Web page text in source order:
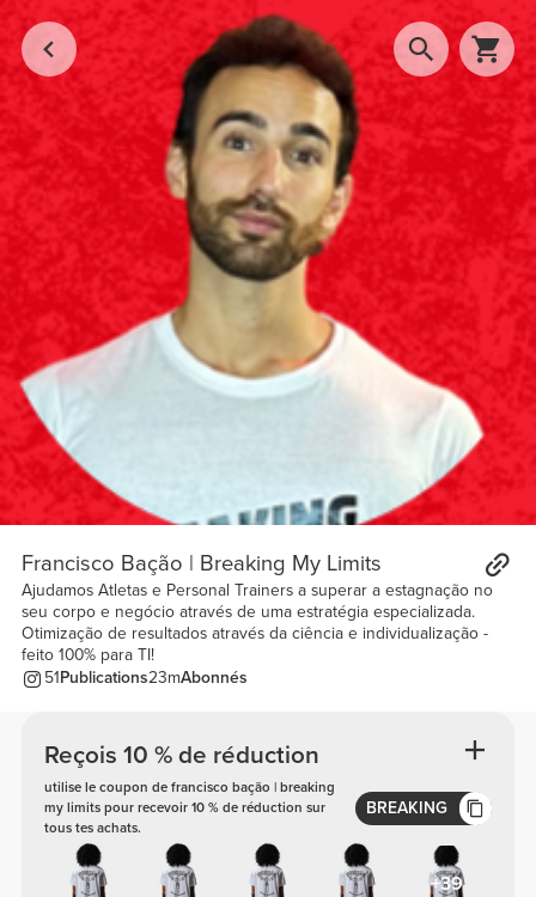
Francisco Bação | Breaking My Limits
Ajudamos Atletas e Personal Trainers a superar a estagnação no
seu corpo e negócio através de uma estratégia especializada.
Otimização de resultados através da ciência e individualização -
feito 100% para TI!
51Publications23mAbonnés
Reçois 10 % de réduction
utilise le coupon de francisco bação | breaking
my limits pour recevoir 10 % de réduction sur
tous tes achats.
BREAKING
+39